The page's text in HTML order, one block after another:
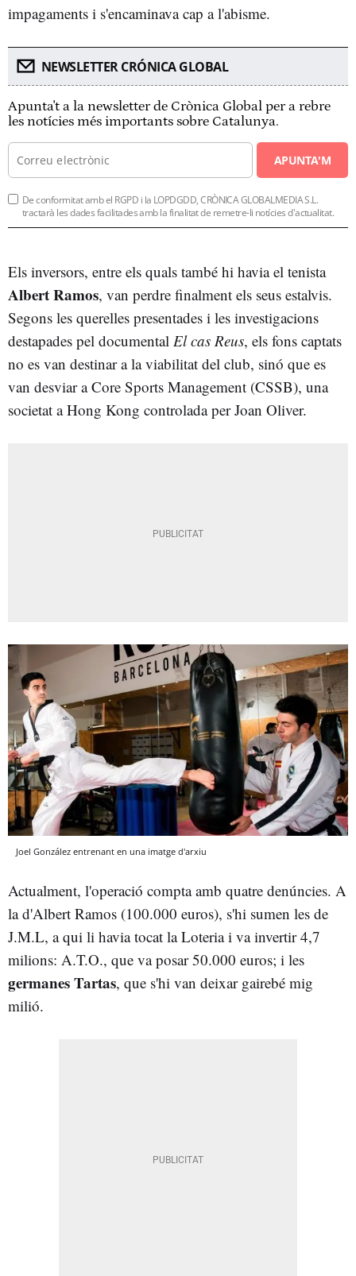
impagaments i s'encaminava cap a l'abisme.
NEWSLETTER CRÓNICA GLOBAL
Apunta't a la newsletter de Crònica Global per a rebre
les notícies més importants sobre Catalunya.
APUNTA'M
De conformitat amb el RGPD i la LOPDGDD, CRÒNICA GLOBALMEDIA S.L.
tractarà les dades facilitades amb la finalitat de remetre-li notícies d'actualitat.
Els inversors, entre els quals també hi havia el tenista
Albert Ramos, van perdre finalment els seus estalvis.
Segons les querelles presentades i les investigacions
destapades pel documental El cas Reus, els fons captats
no es van destinar a la viabilitat del club, sinó que es
van desviar a Core Sports Management (CSSB), una
societat a Hong Kong controlada per Joan Oliver.
Joel González entrenant en una imatge d'arxiu
Actualment, l'operació compta amb quatre denúncies. A
la d'Albert Ramos (100.000 euros), s'hi sumen les de
J.M.L, a qui li havia tocat la Loteria i va invertir 4,7
milions: A.T.O., que va posar 50.000 euros; i les
germanes Tartas, que s'hi van deixar gairebé mig
milió.